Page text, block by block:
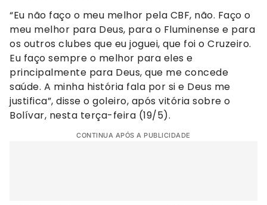
“Eu não faço o meu melhor pela CBF, não. Faço o
meu melhor para Deus, para o Fluminense e para
os outros clubes que eu joguei, que foi o Cruzeiro.
Eu faço sempre o melhor para eles e
principalmente para Deus, que me concede
saúde. A minha história fala por si e Deus me
justifica”, disse o goleiro, após vitória sobre o
Bolívar, nesta terça-feira (19/5).
CONTINUA APÓS A PUBLICIDADE